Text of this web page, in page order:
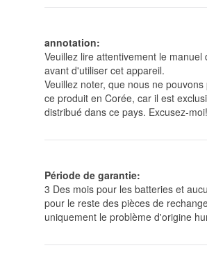
annotation:
Veuillez lire attentivement le manuel
avant d'utiliser cet appareil.
Veuillez noter, que nous ne
ce produit en Corée, car il est
distribué dans ce pays. Excusez-moi!
Période de garantie:
3 Des mois pour les batteries et
pour le reste des pièces de
uniquement le problème d'origine